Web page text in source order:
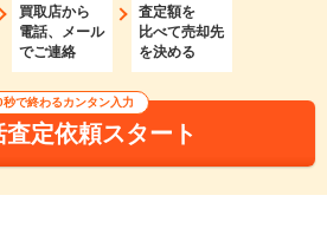
買取店から
電話、メール
でご連絡
査定額を
比べて売却先
を決める
秒で終わるカンタン入力
査定依頼スタート